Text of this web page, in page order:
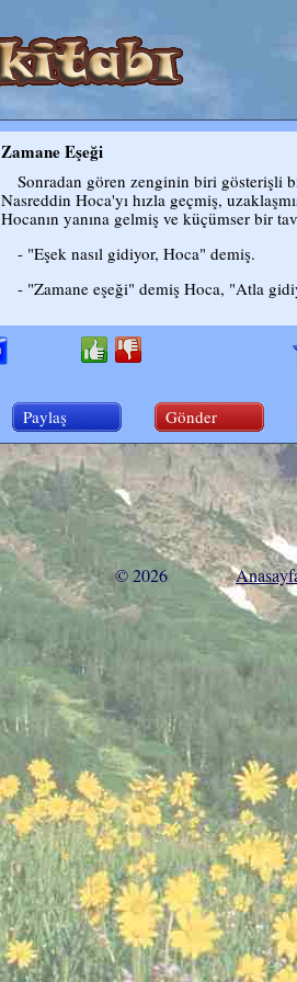
Zamane Eşeği
Sonradan gören zenginin biri gösterişli
Nasreddin Hoca'yı hızla geçmiş,
Hocanın yanına gelmiş ve küçümser bir
- "Eşek nasıl gidiyor, Hoca" demiş.
- "Zamane eşeği" demiş Hoca, "Atla
Paylaş Gönder
© 2026